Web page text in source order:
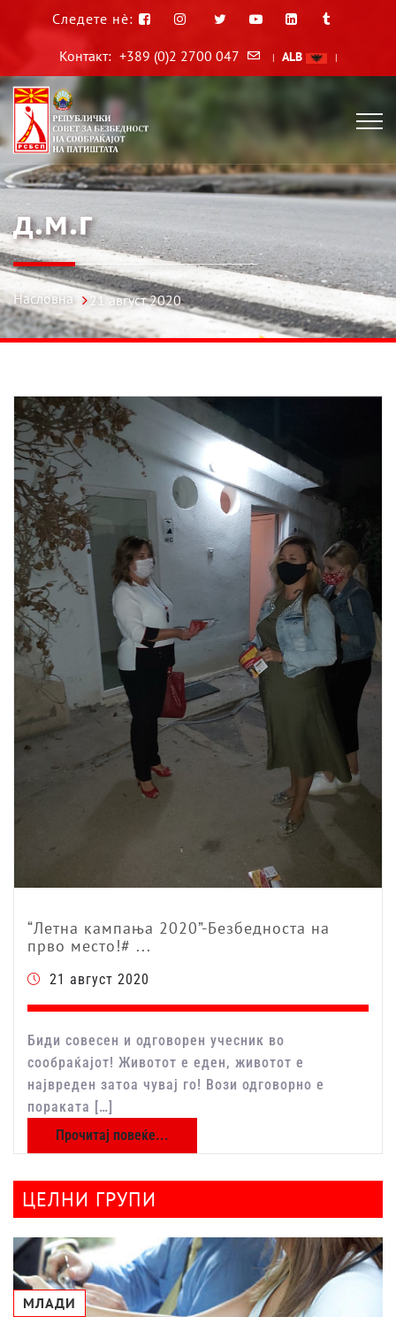
Следете нè:
Контакт: +389 (0)2 2700 047 | ALB |
д.м.г
Насловна 21 август 2020
“Летна кампања 2020”-Безбедноста на
прво место!# ...
21 август 2020
Биди совесен и одговорен учесник во
сообраќајот! Животот е еден, животот е
највреден затоа чувај го! Вози одговорно е
пораката […]
Прочитај повеќе...
ЦЕЛНИ ГРУПИ
МЛАДИ